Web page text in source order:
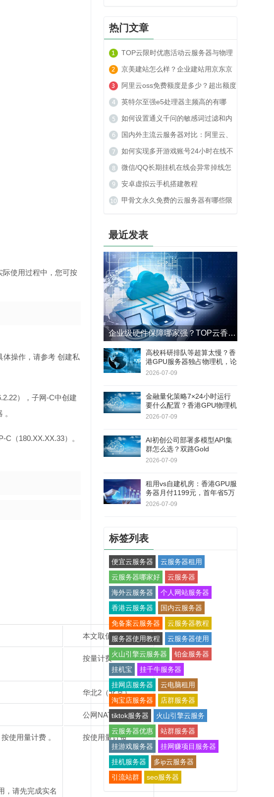
际使用过程中，您可按
操作，请参考 创建私
），子网-C中创建
（180.XX.XX.33）。
本文取值
按量计费
华北2（北京）
公网NAT网关-A
使用量计费 。
，请先完成实名
按使用量计费
热门文章
TOP云限时优惠活动云服务器与物理
服务器套餐租用推荐
京美建站怎么样？企业建站用京东京
美建站可以吗？
阿里云oss免费额度是多少？超出额度
收费贵吗？
英特尔至强e5处理器主频高的有哪
些？
如何设置通义千问的敏感词过滤和内
容安全策略？
国内外主流云服务器对比：阿里云、
腾讯云、TOP云如何选？
如何实现多开游戏账号24小时在线不
被封号？
微信/QQ长期挂机在线会异常掉线怎
么办？
安卓虚拟云手机搭建教程
甲骨文永久免费的云服务器有哪些限
最近发表
企业级硬件保障哪家强？TOP云香港GPU服务器4小时响应+8小时更换SLA
高校科研排队等超算太慢？香
港GPU服务器独占物理机，论
文实验周期缩短60%
2026-07-09
金融量化策略7×24小时运行
要什么配置？香港GPU物理机
双路E5+RAID1，连续180天
2026-07-09
AI初创公司部署多模型API集
群怎么选？双路Gold
6138+RTX 5060Ti，40核80
2026-07-09
租用vs自建机房：香港GPU服
务器月付1199元，首年省5万
+不用自己修硬件
2026-07-09
标签列表
便宜云服务器
云服务器租用
云服务器哪家好
云服务器
海外云服务器
个人网站服务器
香港云服务器
国内云服务器
免备案云服务器
云服务器教程
服务器使用教程
云服务器使用
火山引擎云服务器
铂金服务器
挂机宝
挂千牛服务器
挂网店服务器
云电脑租用
淘宝店服务器
店群服务器
tiktok服务器
火山引擎云服务
云服务器优惠
站群服务器
挂游戏服务器
挂网赚项目服务器
挂机服务器
多ip云服务器
引流站群
seo服务器